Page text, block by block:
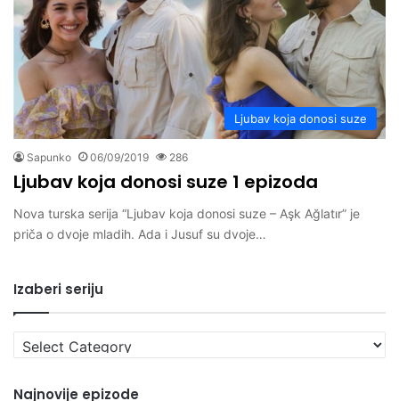
Ljubav koja donosi suze
Sapunko 06/09/2019 286
Ljubav koja donosi suze 1 epizoda
Nova turska serija “Ljubav koja donosi suze – Aşk Ağlatır” je
priča o dvoje mladih. Ada i Jusuf su dvoje…
Izaberi seriju
Izaberi
seriju
Najnovije epizode